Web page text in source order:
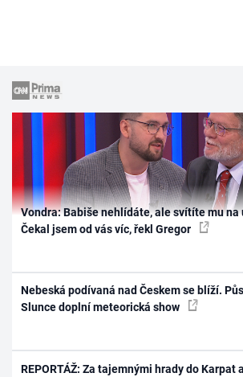
Vondra: Babiše nehlídáte, ale svítíte mu
Čekal jsem od vás víc, řekl Gregor
Nebeská podívaná nad Českem se blíží.
Slunce doplní meteorická show
REPORTÁŽ: Za tajemnými hrady do Karpat